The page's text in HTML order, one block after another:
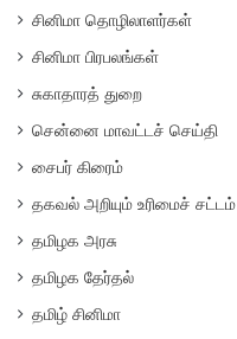
சினிமா தொழிலாளர்கள்
சினிமா பிரபலங்கள்
சுகாதாரத் துறை
சென்னை மாவட்டச் செய்தி
சைபர் கிரைம்
தகவல் அறியும் உரிமைச் சட்டம்
தமிழக அரசு
தமிழக தேர்தல்
தமிழ் சினிமா